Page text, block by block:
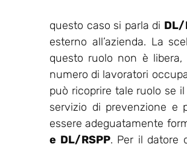
questo caso si parla di DL/
esterno all’azienda. La
questo ruolo non è
numero di lavoratori
può ricoprire tale ruolo se
servizio di prevenzione e
essere adeguatamente
e DL/RSPP. Per il datore